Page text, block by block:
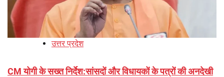
उत्तर प्रदेश
CM योगी के सख्त निर्देश:सांसदों और विधायकों के पत्रों की अनदेखी